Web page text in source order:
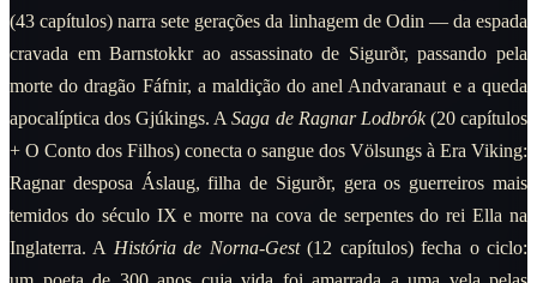
(43 capítulos) narra sete gerações da linhagem de Odin — da espada
cravada em Barnstokkr ao assassinato de Sigurðr, passando pela
morte do dragão Fáfnir, a maldição do anel Andvaranaut e a queda
apocalíptica dos Gjúkings. ASaga de Ragnar Lodbrók(20 capítulos
+ O Conto dos Filhos) conecta o sangue dos Völsungs à Era Viking:
Ragnar desposa Áslaug, filha de Sigurðr, gera os guerreiros mais
temidos do século IX e morre na cova de serpentes do rei Ella na
Inglaterra. A História de Norna-Gest(12 capítulos) fecha o ciclo: